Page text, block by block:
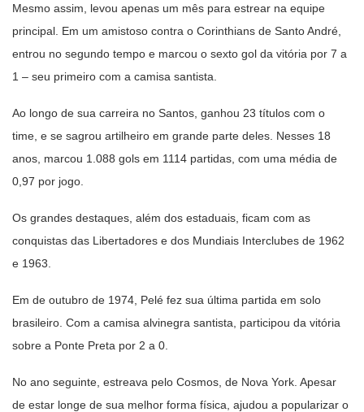
Mesmo assim, levou apenas um mês para estrear na equipe
principal. Em um amistoso contra o Corinthians de Santo André,
entrou no segundo tempo e marcou o sexto gol da vitória por 7 a
1 – seu primeiro com a camisa santista.
Ao longo de sua carreira no Santos, ganhou 23 títulos com o
time, e se sagrou artilheiro em grande parte deles. Nesses 18
anos, marcou 1.088 gols em 1114 partidas, com uma média de
0,97 por jogo.
Os grandes destaques, além dos estaduais, ficam com as
conquistas das Libertadores e dos Mundiais Interclubes de 1962
e 1963.
Em de outubro de 1974, Pelé fez sua última partida em solo
brasileiro. Com a camisa alvinegra santista, participou da vitória
sobre a Ponte Preta por 2 a 0.
No ano seguinte, estreava pelo Cosmos, de Nova York. Apesar
de estar longe de sua melhor forma física, ajudou a popularizar o